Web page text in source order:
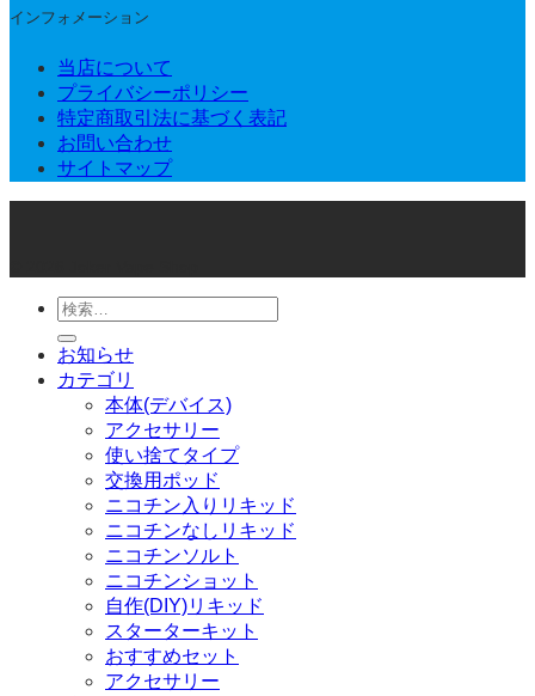
インフォメーション
当店について
プライバシーポリシー
特定商取引法に基づく表記
お問い合わせ
サイトマップ
検
索
対
象:
お知らせ
カテゴリ
本体(デバイス)
アクセサリー
使い捨てタイプ
交換用ポッド
ニコチン入りリキッド
ニコチンなしリキッド
ニコチンソルト
ニコチンショット
自作(DIY)リキッド
スターターキット
おすすめセット
アクセサリー